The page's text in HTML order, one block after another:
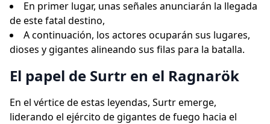
En primer lugar, unas señales anunciarán la llegada
de este fatal destino,
A continuación, los actores ocuparán sus lugares,
dioses y gigantes alineando sus filas para la batalla.
El papel de Surtr en el Ragnarök
En el vértice de estas leyendas, Surtr emerge,
liderando el ejército de gigantes de fuego hacia el